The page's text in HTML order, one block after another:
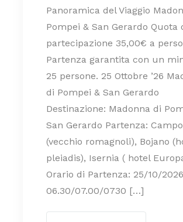
Panoramica del Viaggio
Pompei & San Gerardo Quota
partecipazione 35,00€ a
Partenza garantita con un
25 persone. 25 Ottobre ’26
di Pompei & San Gerardo
Destinazione: Madonna di
San Gerardo Partenza:
(vecchio romagnoli), Bojano
pleiadis), Isernia ( hotel
Orario di Partenza: 25/10/2026
06.30/07.00/0730 […]